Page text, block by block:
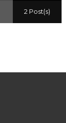
2 Post(s)